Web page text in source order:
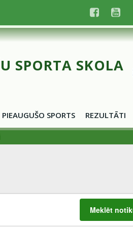
SPORTA SKOLA
PIEAUGUŠO SPORTS REZULTĀTI
Meklēt